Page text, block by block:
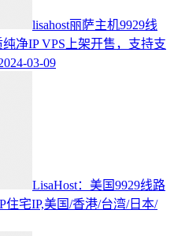
lisahost丽萨主机9929线
净IP VPS上架开售，支持支
03-09
LisaHost：美国9929线路
住宅IP,美国/香港/台湾/日本/